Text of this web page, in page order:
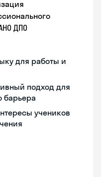
ДПО
для работы и
подход для
барьера
учеников